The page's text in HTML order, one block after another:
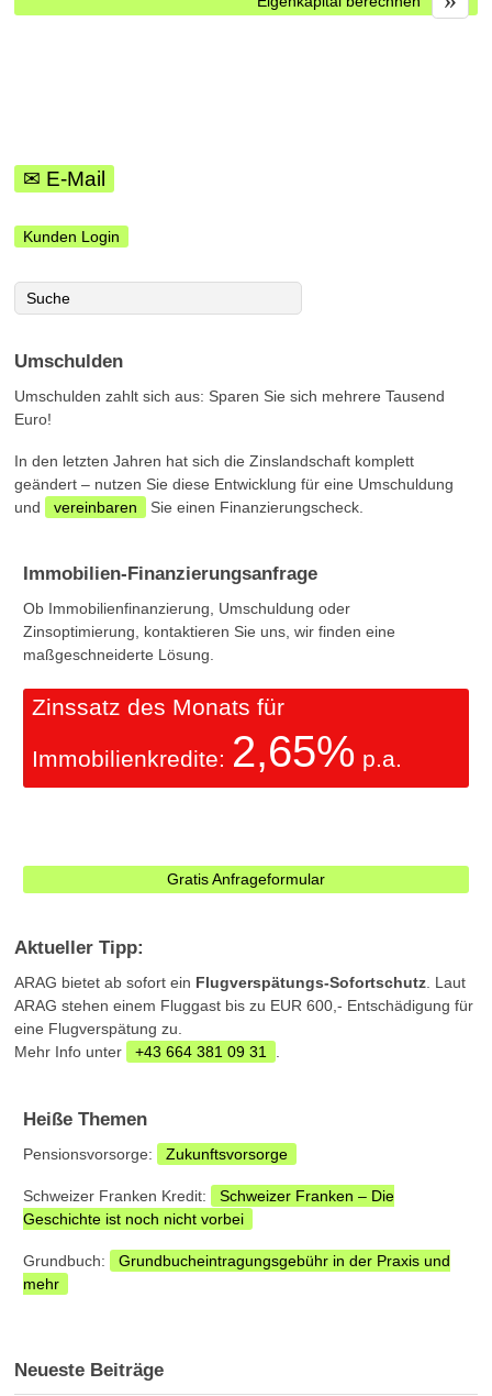
✉ E-Mail
Kunden Login
Umschulden
Umschulden zahlt sich aus: Sparen Sie sich mehrere Tausend
Euro!
In den letzten Jahren hat sich die Zinslandschaft komplett
geändert – nutzen Sie diese Entwicklung für eine Umschuldung
und
vereinbaren Sie einen Finanzierungscheck.
Immobilien-Finanzierungsanfrage
Ob Immobilienfinanzierung, Umschuldung oder
Zinsoptimierung, kontaktieren Sie uns, wir finden eine
maßgeschneiderte Lösung.
Zinssatz des Monats für
Immobilienkredite: 2,65% p.a.
Gratis Anfrageformular
Aktueller Tipp:
ARAG bietet ab sofort ein Flugverspätungs-Sofortschutz. Laut
ARAG stehen einem Fluggast bis zu EUR 600,- Entschädigung für
eine Flugverspätung zu.
Mehr Info unter
+43 664 381 09 31 .
Heiße Themen
Pensionsvorsorge: Zukunftsvorsorge
Schweizer Franken Kredit:
Schweizer Franken – Die
Geschichte ist noch nicht vorbei
Grundbuch:
Grundbucheintragungsgebühr in der Praxis und
mehr
Neueste Beiträge